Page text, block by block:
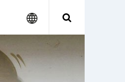
Search
Google